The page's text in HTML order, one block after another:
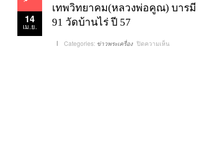
14
เม.ย.
เทพวิทยาคม(หลวงพ่อคูณ) บารมี
91 วัดบ้านไร่ ปี 57
Categories: ข่าวพระเครื่อง ปิดความเห็นบน
เหรียญ